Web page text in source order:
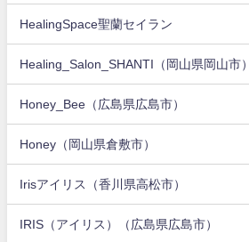
HealingSpace聖蘭セイラン
Healing_Salon_SHANTI（岡山県岡山市）
Honey_Bee（広島県広島市）
Honey（岡山県倉敷市）
Irisアイリス（香川県高松市）
IRIS（アイリス）（広島県広島市）